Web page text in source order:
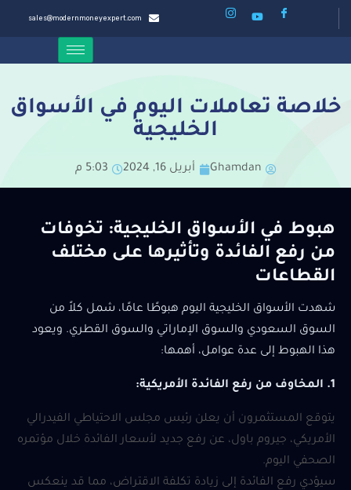
sales@modernmoneyexpert.com
خلاصة تعاملات اليوم في الأسواق
الخليجية
Ghamdan أبريل 16, 2024 5:03 م
هبوط في الأسواق الخليجية: تخوفات
من رفع الفائدة وتأثيرها على مختلف
القطاعات
شهدت الأسواق الخليجية اليوم هبوطًا عامًا، شمل كلاً من
السوق السعودي والسوق الإماراتي والسوق القطري. ويعود
هذا الهبوط إلى عدة عوامل، أهمها:
1. المخاوف من رفع الفائدة الأمريكية:
يتوقع المستثمرون أن يعلن رئيس مجلس الاحتياطي الفيدرالي
الأمريكي، جيروم باول، عن رفع جديد لأسعار الفائدة خلال مؤتمره
الصحفي اليوم.
سيؤدي رفع الفائدة إلى زيادة تكلفة الاقتراض، مما قد ينعكس